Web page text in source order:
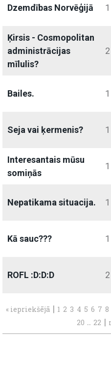
Dzemdības Norvēģijā 1
Ķirsis - Cosmopolitan
administrācijas
mīlulis?
2
Bailes. 1
Seja vai ķermenis? 1
Interesantais mūsu
somiņās
1
Nepatikama situacija. 1
Kā sauc??? 1
ROFL :D:D:D 2
« iepriekšējā | 1 2 3 4 5 6 7 8
20 .. 22 |